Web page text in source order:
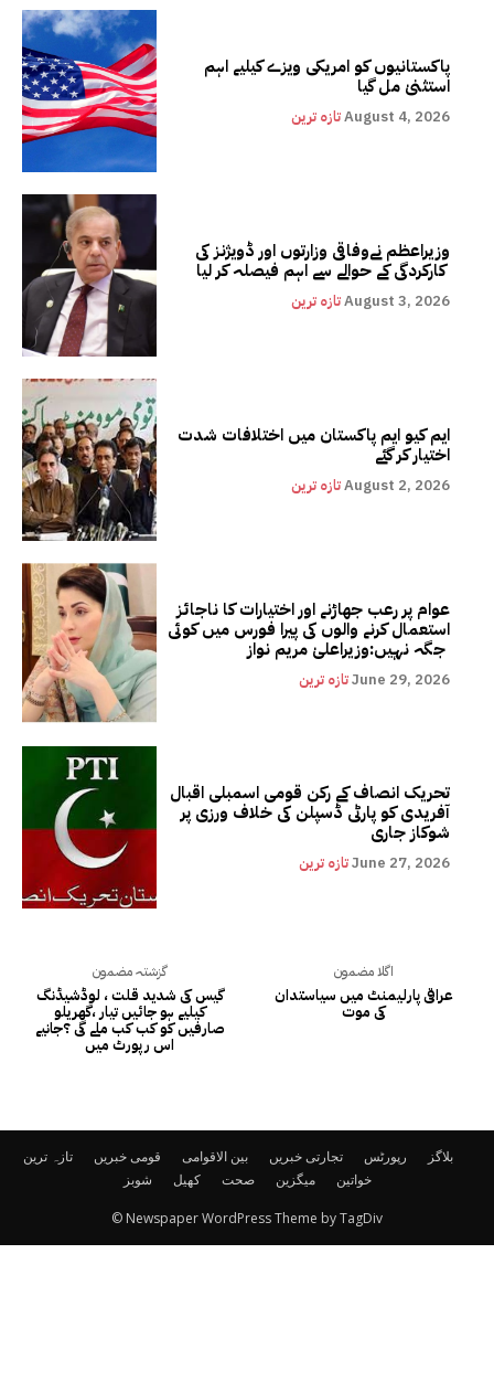
پاکستانیوں کو امریکی ویزے کیلیے اہم
استثنیٰ مل گیا
تازہ ترینAugust 4, 2026
وزیراعظم نےوفاقی وزارتوں اور ڈویژنز کی
کارکردگی کے حوالے سے اہم فیصلہ کر لیا
تازہ ترینAugust 3, 2026
ایم کیو ایم پاکستان میں اختلافات شدت
اختیار کر گئے
تازہ ترینAugust 2, 2026
عوام پر رعب جھاڑنے اور اختیارات کا ناجائز
استعمال کرنے والوں کی پیرا فورس میں کوئی
تازہ ترینJune 29, 2026
تحریک انصاف کے رکن قومی اسمبلی اقبال
آفریدی کو پارٹی ڈسپلن کی خلاف ورزی پر
شوکاز جاری
تازہ ترینJune 27, 2026
گزشتہ مضمون
گیس کی شدید قلت ، لوڈشیڈنگ
کیلیے ہو جائیں تیار ،گھریلو
صارفیں کو کب کب ملے گی ؟جانیے
اس رپورٹ میں
اگلا مضمون
عراقی پارلیمنٹ میں سیاستدان
کی موت
تازہ ترین قومی خبریں بین الاقوامی تجارتی خبریں رپورٹس
بلاگز
شوبز
کھیل صحت میگزین خواتین
© Newspaper WordPress Theme by TagDiv